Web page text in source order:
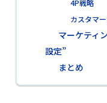
4P戦略
カスタマ
マーケティ
設定”
まとめ